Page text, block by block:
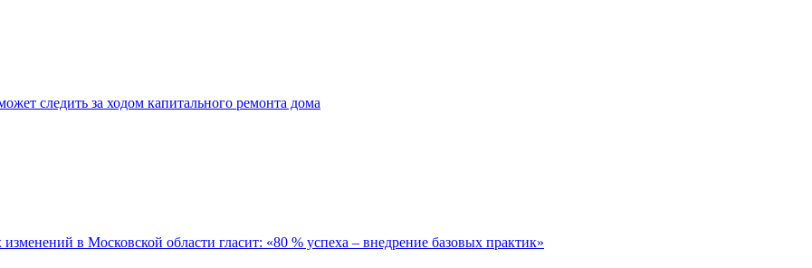
следить за ходом капитального ремонта дома
в Московской области гласит: «80 % успеха – внедрение базовых практик»